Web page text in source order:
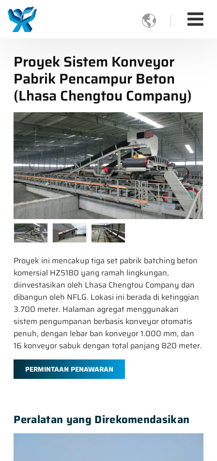

Proyek Sistem Konveyor
Pabrik Pencampur Beton
(Lhasa Chengtou Company)
Proyek ini mencakup tiga set pabrik batching beton
komersial HZS180 yang ramah lingkungan,
diinvestasikan oleh Lhasa Chengtou Company dan
dibangun oleh NFLG. Lokasi ini berada di ketinggian
3.700 meter. Halaman agregat menggunakan
sistem pengumpanan berbasis konveyor otomatis
penuh, dengan lebar ban konveyor 1.000 mm, dan
16 konveyor sabuk dengan total panjang 820 meter.
PERMINTAAN PENAWARAN
Peralatan yang Direkomendasikan